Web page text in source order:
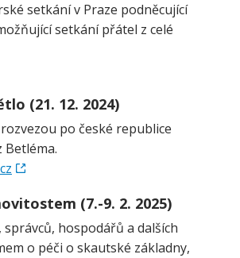
setkání v Praze podněcující
setkání přátel z celé
(21. 12. 2024)
po české republice
Betléma.
(7.-9. 2. 2025)
hospodářů a dalších
o péči o skautské základny,